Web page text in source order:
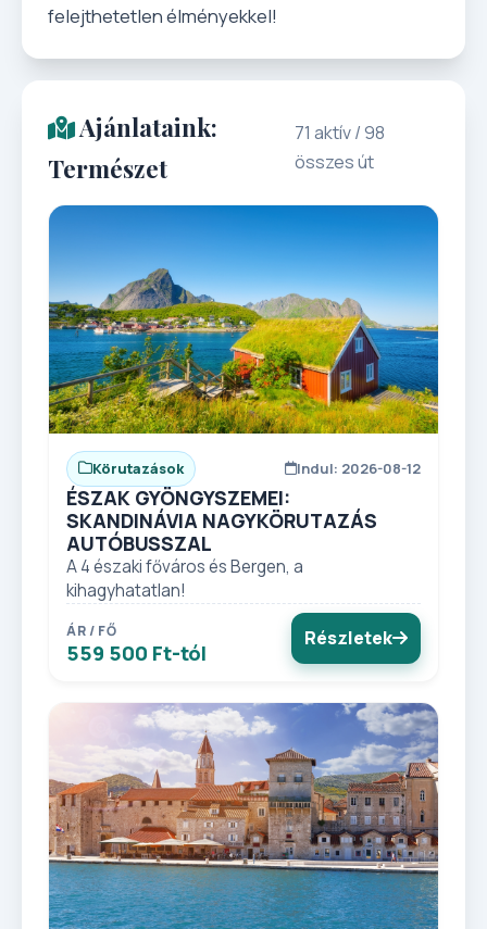
felejthetetlen élményekkel!
Ajánlataink:
Természet
71 aktív / 98
összes út
Körutazások Indul: 2026-08-12
ÉSZAK GYÖNGYSZEMEI:
SKANDINÁVIA NAGYKÖRUTAZÁS
AUTÓBUSSZAL
A 4 északi főváros és Bergen, a
kihagyhatatlan!
ÁR / FŐ
559 500 Ft-tól
Részletek